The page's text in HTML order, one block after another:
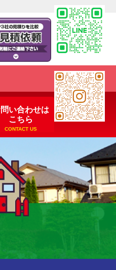
い合わせは
こちら
CONTACT US